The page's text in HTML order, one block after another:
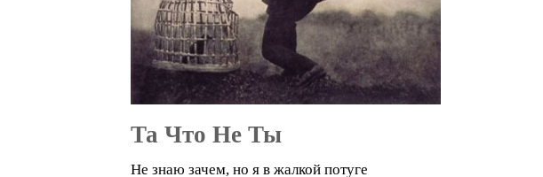
Та Что Не Ты
Не знаю зачем, но я в жалкой потуге